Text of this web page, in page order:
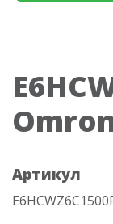
Артикул